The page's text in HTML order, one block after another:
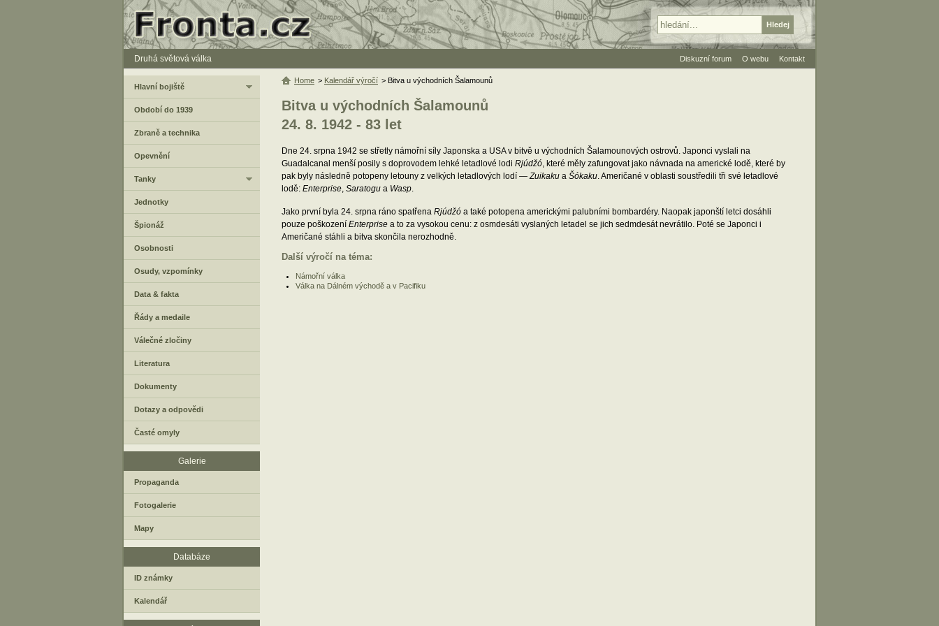
Druhá světová válka
Bitva u východních Šalamounů
24. 8. 1942 - 83 let
Dne 24. srpna 1942 se střetly námořní síly Japonska a USA v bitvě u východních Šalamounových ostrovů. Japonci vyslali na
Guadalcanal menší posily s doprovodem lehké letadlové lodi Rjúdžó, které měly zafungovat jako návnada na americké lodě, které by
pak byly následně potopeny letouny z velkých letadlových lodí —Zuikaku a Šókaku. Američané v oblasti soustředili tři své letadlové
lodě: Enterprise, Saratogu a Wasp.
Jako první byla 24. srpna ráno spatřena Rjúdžó a také potopena americkými palubními bombardéry. Naopak japonští letci dosáhli
pouze poškození Enterprise a to za vysokou cenu: z osmdesáti vyslaných letadel se jich sedmdesát nevrátilo. Poté se Japonci i
Američané stáhli a bitva skončila nerozhodně.
Další výročí na téma:
Námořní válka
Válka na Dálném východě a v Pacifiku
Home > Kalendář výročí > Bitva u východních Šalamounů
Hlavní bojiště
Období do 1939
Zbraně a technika
Opevnění
Tanky
Jednotky
Špionáž
Osobnosti
Osudy, vzpomínky
Data & fakta
Řády a medaile
Válečné zločiny
Literatura
Dokumenty
Dotazy a odpovědi
Časté omyly
Galerie
Propaganda
Fotogalerie
Mapy
Databáze
ID známky
Kalendář
Diskuzní forum O webu Kontakt